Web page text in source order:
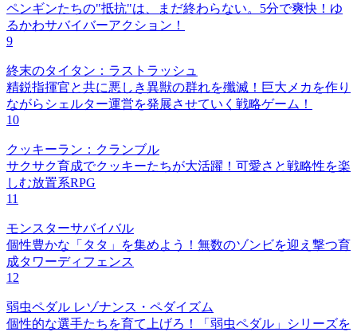
ペンギンたちの"抵抗"は、まだ終わらない。5分で爽快！ゆ
るかわサバイバーアクション！
9
終末のタイタン：ラストラッシュ
精鋭指揮官と共に悪しき異獣の群れを殲滅！巨大メカを作り
ながらシェルター運営を発展させていく戦略ゲーム！
10
クッキーラン：クランブル
サクサク育成でクッキーたちが大活躍！可愛さと戦略性を楽
しむ放置系RPG
11
モンスターサバイバル
個性豊かな「タタ」を集めよう！無数のゾンビを迎え撃つ育
成タワーディフェンス
12
弱虫ペダル レゾナンス・ペダイズム
個性的な選手たちを育て上げろ！「弱虫ペダル」シリーズを